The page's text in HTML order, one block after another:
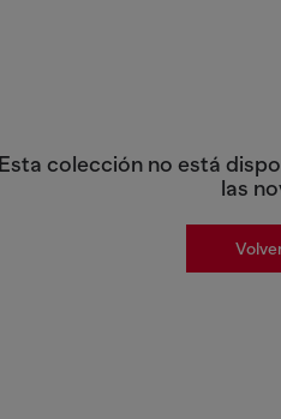
Esta colección no está
las